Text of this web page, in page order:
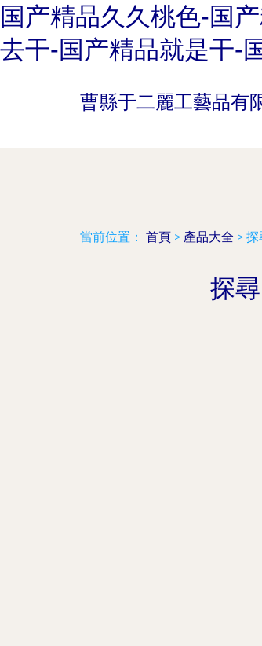
国产精品久久桃色-国
去干-国产精品就是干-
曹縣于二麗工藝品有
當前位置： 首頁 > 產品大全 > 探
探